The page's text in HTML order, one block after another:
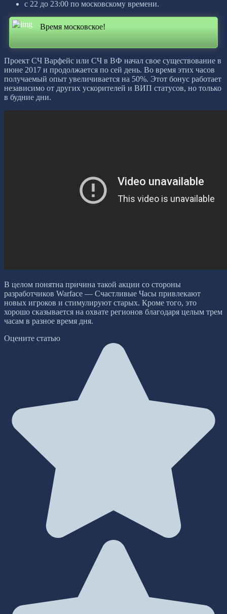
с 22 до 23:00 по московскому времени.
Время московское!
Проект СЧ Варфейс или СЧ в ВФ начал свое существование в
июне 2017 и продолжается по сей день. Во время этих часов
получаемый опыт увеличивается на 50%. Этот бонус работает
независимо от других ускорителей и ВИП статусов, но только
в будние дни.
В целом понятна причина такой акции со стороны
разработчиков Warface — Счастливые Часы привлекают
новых игроков и стимулируют старых. Кроме того, это
хорошо сказывается на охвате регионов благодаря целым трем
часам в разное время дня.
Оцените статью